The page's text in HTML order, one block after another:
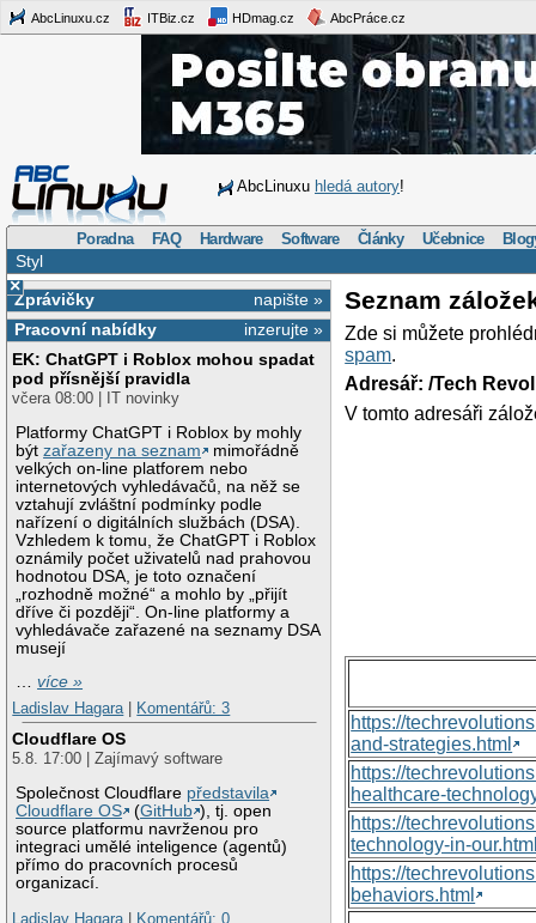
AbcLinuxu.cz ITBiz.cz HDmag.cz AbcPráce.cz
AbcLinuxu hledá autory!
Poradna FAQ Hardware Software Články Učebnice
Styl
×
napište »
Zprávičky
inzerujte »
Pracovní nabídky
EK: ChatGPT i Roblox mohou spadat
pod přísnější pravidla
včera 08:00 | IT novinky
Platformy ChatGPT i Roblox by mohly
býtzařazeny na seznam
mimořádně
velkých on-line platforem nebo
internetových vyhledávačů, na něž se
vztahují zvláštní podmínky podle
nařízení o digitálních službách (DSA).
Vzhledem k tomu, že ChatGPT i Roblox
oznámily počet uživatelů nad prahovou
hodnotou DSA, je toto označení
„rozhodně možné“ a mohlo by „přijít
dříve či později“. On-line platformy a
vyhledávače zařazené na seznamy DSA
musejí
…více »
Ladislav Hagara
Komentářů: 3
Cloudflare OS
5.8. 17:00 | Zajímavý software
Společnost Cloudflare představila
Cloudflare OS
(GitHub ), tj. open
source platformu navrženou pro
integraci umělé inteligence (agentů)
přímo do pracovních procesů
organizací.
Ladislav Hagara
Komentářů: 0
Seznam
Zde si můžete
spam.
Adresář: /Tech
V tomto adresáři
https://
and-strategies.html
https://
healthcare-
https://
technology-in-
https://
behaviors.html